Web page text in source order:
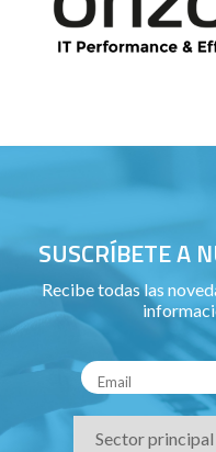
SUSCRÍBETE A
Recibe todas las